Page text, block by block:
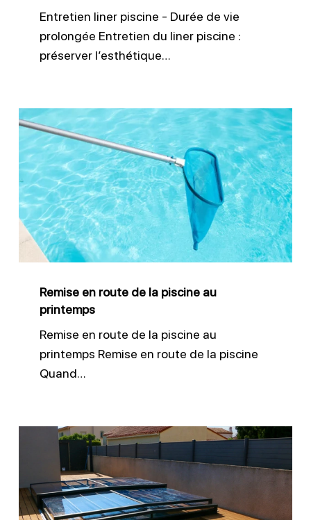
Entretien liner piscine - Durée de vie
prolongée Entretien du liner piscine :
préserver l’esthétique…
Remise
en
route
de
la
piscine
Remise en route de la piscine au
printemps
Remise en route de la piscine au
printemps Remise en route de la piscine
Quand…
Entretien
équipements
de